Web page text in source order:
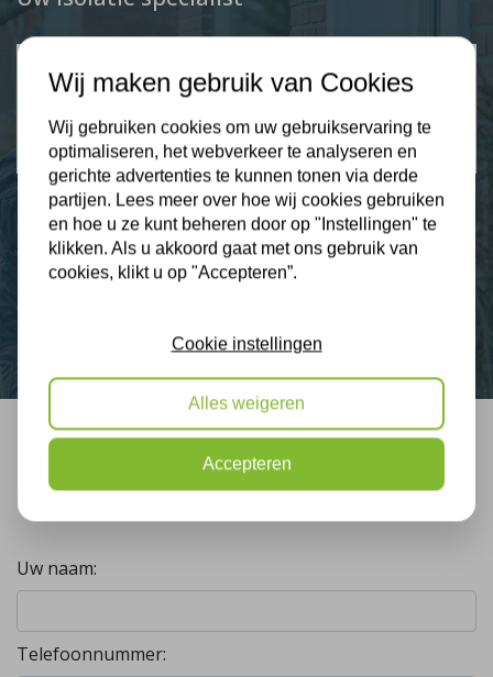
9,3
2274 klanten beoordelen ons met een 9.3
Nieuws
Gratis, vrijblijvend advies
Uw naam:
Telefoonnummer:
Wij maken gebruik van Cookies
Wij gebruiken cookies om uw gebruikservaring te
optimaliseren, het webverkeer te analyseren en
gerichte advertenties te kunnen tonen via derde
partijen. Lees meer over hoe wij cookies gebruiken
en hoe u ze kunt beheren door op "Instellingen" te
klikken. Als u akkoord gaat met ons gebruik van
cookies, klikt u op "Accepteren”.
Cookie instellingen
Alles weigeren
Accepteren